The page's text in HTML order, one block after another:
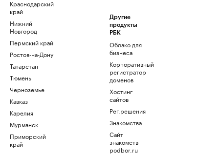
Краснодарский
край
Нижний
Новгород
Пермский край
Ростов-на-Дону
Татарстан
Тюмень
Черноземье
Кавказ
Карелия
Мурманск
Приморский
край
Другие
продукты
РБК
Облако для
бизнеса
Корпоративный
регистратор
доменов
Хостинг
сайтов
Рег.решения
Знакомства
Сайт
знакомств
podbor.ru